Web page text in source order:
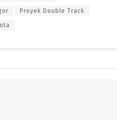
Proyek Double Track